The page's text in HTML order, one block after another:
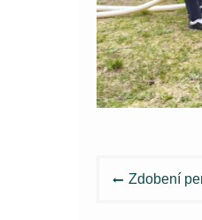
Navigace
Zdobení